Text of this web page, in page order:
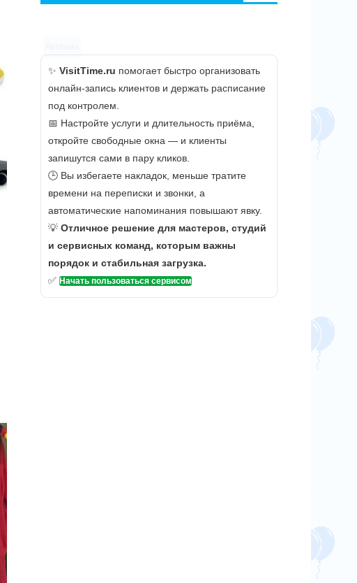
✨ VisitTime.ru помогает быстро организовать
онлайн-запись клиентов и держать расписание
под контролем.
📅 Настройте услуги и длительность приёма,
откройте свободные окна — и клиенты
запишутся сами в пару кликов.
🕒 Вы избегаете накладок, меньше тратите
времени на переписки и звонки, а
автоматические напоминания повышают явку.
💡 Отличное решение для мастеров, студий
и сервисных команд, которым важны
порядок и стабильная загрузка.
✅ Начать пользоваться сервисом